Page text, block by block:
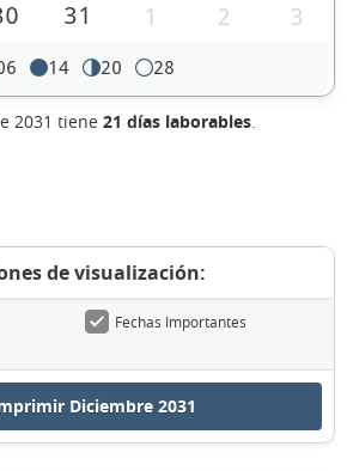
31 1 2 3
14 20 28
2031 tiene 21 días laborables.
de visualización:
Fechas Importantes
Diciembre 2031